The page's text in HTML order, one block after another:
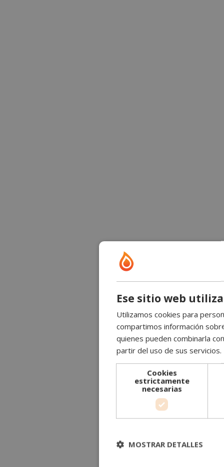
Ese sitio web
Utilizamos cookies para
compartimos información
quienes pueden combinarla
partir del uso de sus servicios.
Cookies
estrictamente
necesarias
MOSTRAR DETALLES